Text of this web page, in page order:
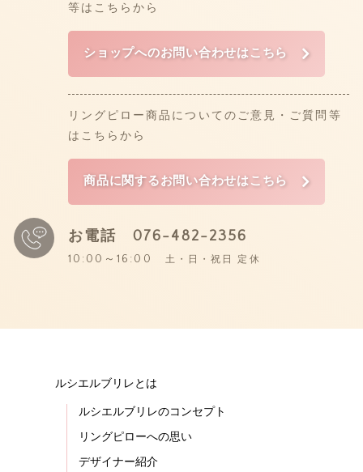
等はこちらから
ショップへのお問い合わせはこちら
リングピロー商品についてのご意見・ご質問等
はこちらから
商品に関するお問い合わせはこちら
お電話 076-482-2356
10:00～16:00 土・日・祝日 定休
ルシエルブリレとは
ルシエルブリレのコンセプト
リングピローへの思い
デザイナー紹介